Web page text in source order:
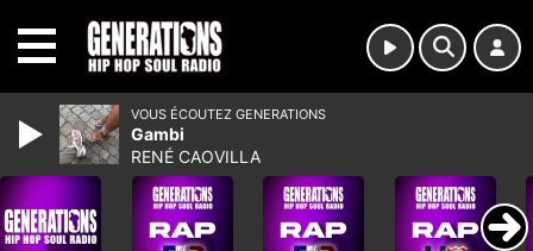
VOUS ÉCOUTEZ GENERATIONS
Gambi
RENÉ CAOVILLA